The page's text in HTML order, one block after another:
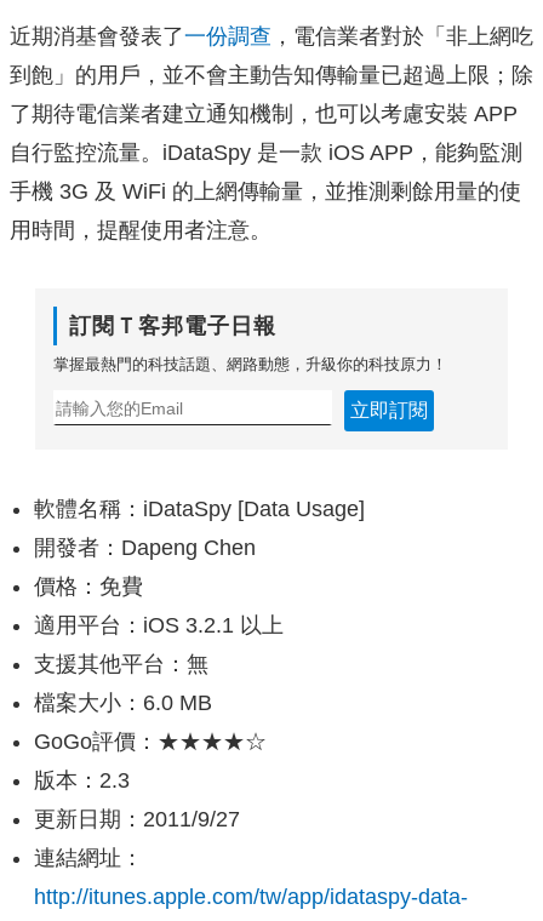
近期消基會發表了一份調查 ，電信業者對於「非上網吃
到飽」的用戶，並不會主動告知傳輸量已超過上限；除
了期待電信業者建立通知機制，也可以考慮安裝 APP
自行監控流量。iDataSpy 是一款 iOS APP，能夠監測
手機 3G 及 WiFi 的上網傳輸量，並推測剩餘用量的使
用時間，提醒使用者注意。
訂閱Ｔ客邦電子日報
掌握最熱門的科技話題、網路動態，升級你的科技原力！
立即訂閱
軟體名稱：iDataSpy [Data Usage]
開發者：Dapeng Chen
價格：免費
適用平台：iOS 3.2.1 以上
支援其他平台：無
檔案大小：6.0 MB
GoGo評價：★★★★☆
版本：2.3
更新日期：2011/9/27
連結網址：
http://itunes.apple.com/tw/app/idataspy-data-